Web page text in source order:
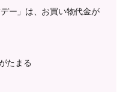
ー」は、お買い物代金が
たまる